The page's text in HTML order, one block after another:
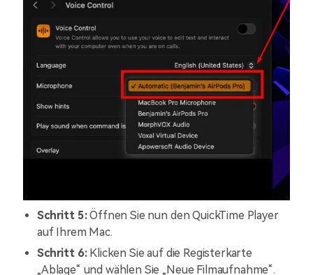
Schritt 5:Öffnen Sie nun den QuickTime Player
auf Ihrem Mac.
Schritt 6:Klicken Sie auf die Registerkarte
„Ablage“ und wählen Sie „Neue Filmaufnahme“.